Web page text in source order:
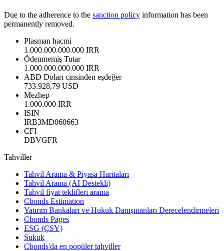
Due to the adherence to the sanction policy information has been
permanently removed.
Plasman hacmi
1.000.000.000.000 IRR
Ödenmemiş Tutar
1.000.000.000.000 IRR
ABD Doları cinsinden eşdeğer
733.928,79 USD
Mezhep
1.000.000 IRR
ISIN
IRB3MD060663
CFI
DBVGFR
Tahviller
Tahvil Arama & Piyasa Haritaları
Tahvil Arama (AI Destekli)
Tahvil fiyat teklifleri arama
Cbonds Estimation
Yatırım Bankaları ve Hukuk Danışmanları Derecelendirmeleri
Cbonds Pages
ESG (ÇSY)
Sukuk
Cbonds'da en popüler tahviller